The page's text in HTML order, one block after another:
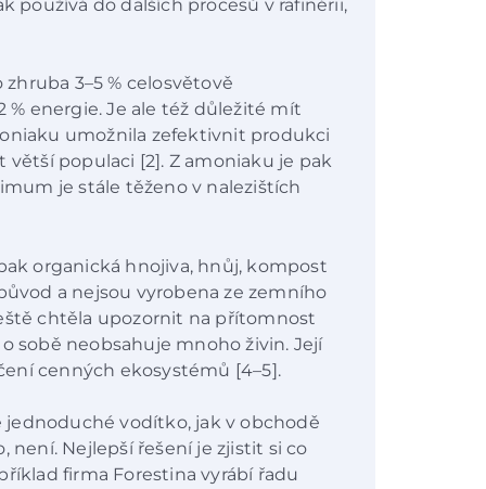
používá do dalších procesů v rafinérii,
3–5 % celosvětově
energie. Je ale též důležité mít
umožnila zefektivnit produkci
populaci [2]. Z amoniaku je pak
je stále těženo v nalezištích
organická hnojiva, hnůj, kompost
a nejsou vyrobena ze zemního
chtěla upozornit na přítomnost
sobě neobsahuje mnoho živin. Její
cenných ekosystémů [4–5].
vodítko, jak v obchodě
Nejlepší řešení je zjistit si co
firma Forestina vyrábí řadu